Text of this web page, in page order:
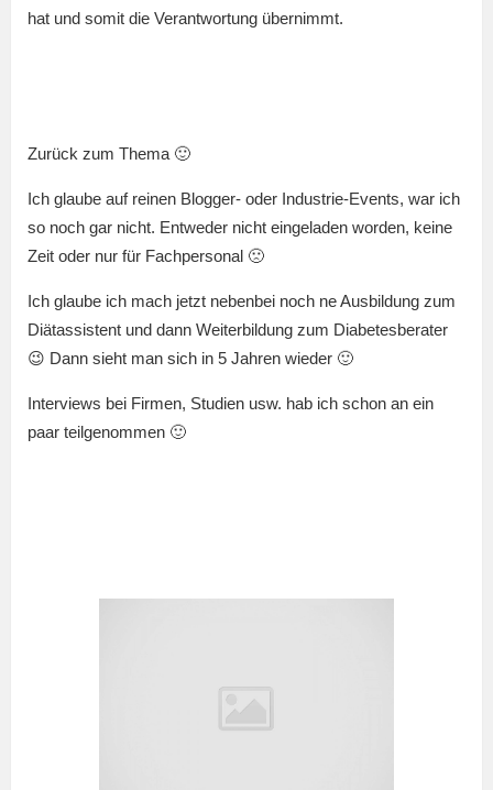
hat und somit die Verantwortung übernimmt.
Zurück zum Thema 🙂
Ich glaube auf reinen Blogger- oder Industrie-Events, war ich
so noch gar nicht. Entweder nicht eingeladen worden, keine
Zeit oder nur für Fachpersonal 🙁
Ich glaube ich mach jetzt nebenbei noch ne Ausbildung zum
Diätassistent und dann Weiterbildung zum Diabetesberater
😉 Dann sieht man sich in 5 Jahren wieder 🙂
Interviews bei Firmen, Studien usw. hab ich schon an ein
paar teilgenommen 🙂